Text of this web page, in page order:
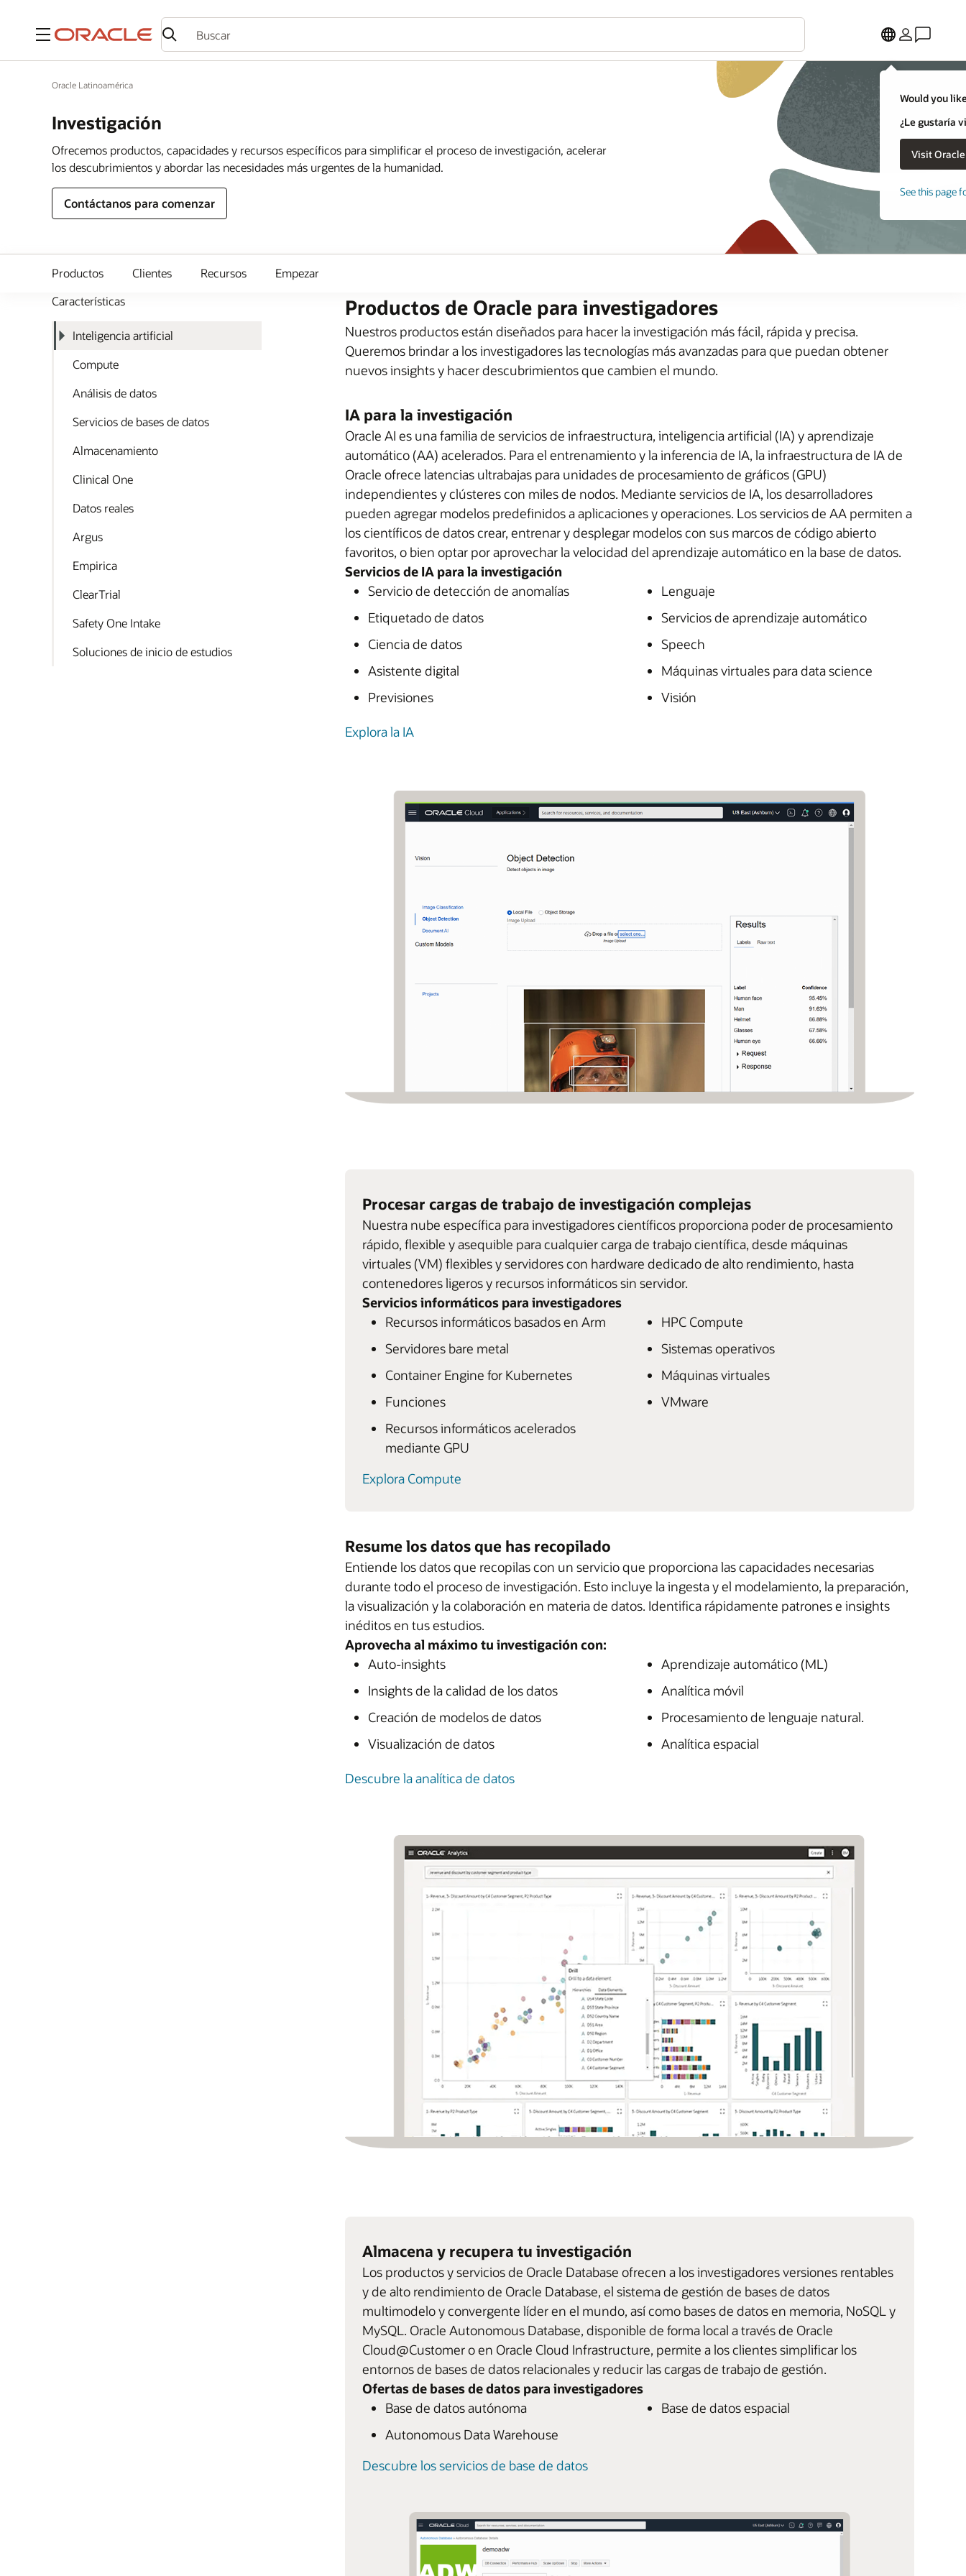
Menú
Would you
¿Le gustaría
See this page
Oracle Latinoamérica
Investigación
Ofrecemos productos, capacidades y recursos específicos para simplificar el proceso de investigación, acelerar
los descubrimientos y abordar las necesidades más urgentes de la humanidad.
Contáctanos para comenzar
Productos Clientes Recursos
Empezar
Características
Inteligencia artificial
Compute
Análisis de datos
Servicios de bases de datos
Almacenamiento
Clinical One
Datos reales
Argus
Empirica
ClearTrial
Safety One Intake
Soluciones de inicio de estudios
Productos de Oracle para investigadores
Nuestros productos están diseñados para hacer la investigación más fácil, rápida y precisa.
Queremos brindar a los investigadores las tecnologías más avanzadas para que puedan obtener
nuevos insights y hacer descubrimientos que cambien el mundo.
IA para la investigación
Oracle AI es una familia de servicios de infraestructura, inteligencia artificial (IA) y aprendizaje
automático (AA) acelerados. Para el entrenamiento y la inferencia de IA, la infraestructura de IA de
Oracle ofrece latencias ultrabajas para unidades de procesamiento de gráficos (GPU)
independientes y clústeres con miles de nodos. Mediante servicios de IA, los desarrolladores
pueden agregar modelos predefinidos a aplicaciones y operaciones. Los servicios de AA permiten a
los científicos de datos crear, entrenar y desplegar modelos con sus marcos de código abierto
favoritos, o bien optar por aprovechar la velocidad del aprendizaje automático en la base de datos.
Servicios de IA para la investigación
Servicio de detección de anomalías
Etiquetado de datos
Ciencia de datos
Asistente digital
Previsiones
Lenguaje
Servicios de aprendizaje automático
Speech
Máquinas virtuales para data science
Visión
Explora la IA
Procesar cargas de trabajo de investigación complejas
Nuestra nube específica para investigadores científicos proporciona poder de procesamiento
rápido, flexible y asequible para cualquier carga de trabajo científica, desde máquinas
virtuales (VM) flexibles y servidores con hardware dedicado de alto rendimiento, hasta
contenedores ligeros y recursos informáticos sin servidor.
Servicios informáticos para investigadores
Recursos informáticos basados en Arm
Servidores bare metal
Container Engine for Kubernetes
Funciones
Recursos informáticos acelerados
mediante GPU
HPC Compute
Sistemas operativos
Máquinas virtuales
VMware
Explora Compute
Resume los datos que has recopilado
Entiende los datos que recopilas con un servicio que proporciona las capacidades necesarias
durante todo el proceso de investigación. Esto incluye la ingesta y el modelamiento, la preparación,
la visualización y la colaboración en materia de datos. Identifica rápidamente patrones e insights
inéditos en tus estudios.
Aprovecha al máximo tu investigación con:
Auto-insights
Insights de la calidad de los datos
Creación de modelos de datos
Visualización de datos
Aprendizaje automático (ML)
Analítica móvil
Procesamiento de lenguaje natural.
Analítica espacial
Descubre la analítica de datos
Almacena y recupera tu investigación
Los productos y servicios de Oracle Database ofrecen a los investigadores versiones rentables
y de alto rendimiento de Oracle Database, el sistema de gestión de bases de datos
multimodelo y convergente líder en el mundo, así como bases de datos en memoria, NoSQL y
MySQL. Oracle Autonomous Database, disponible de forma local a través de Oracle
Cloud@Customer o en Oracle Cloud Infrastructure, permite a los clientes simplificar los
entornos de bases de datos relacionales y reducir las cargas de trabajo de gestión.
Ofertas de bases de datos para investigadores
Base de datos autónoma
Autonomous Data Warehouse
Base de datos espacial
Descubre los servicios de base de datos